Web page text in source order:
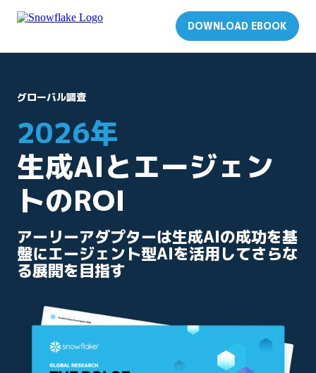
DOWNLOAD EBOOK
グローバル調査
2026年
生成AIとエージェン
トのROI
アーリーアダプターは生成AIの成功を基
盤にエージェント型AIを活用してさらな
る展開を目指す